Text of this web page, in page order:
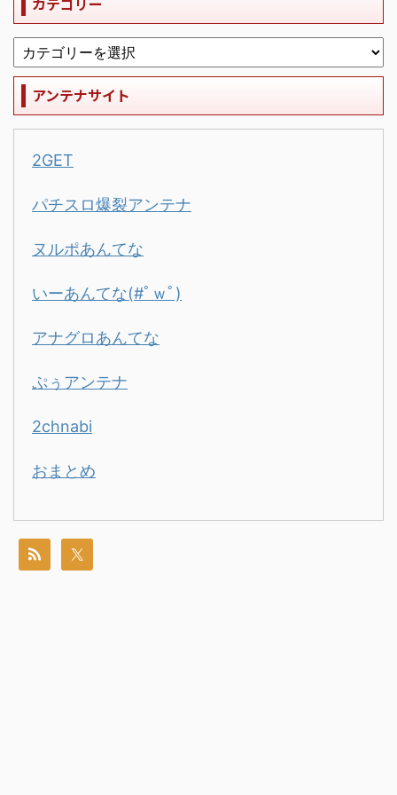
アンテナサイト
2GET
パチスロ爆裂アンテナ
ヌルポあんてな
いーあんてな(#ﾟｗﾟ)
アナグロあんてな
ぷぅアンテナ
2chnabi
おまとめ